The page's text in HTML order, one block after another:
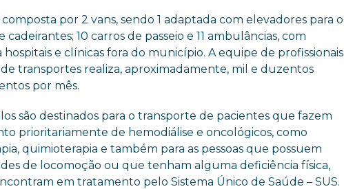
por 2 vans, sendo 1 adaptada com elevadores para o
cadeirantes; 10 carros de passeio e 11 ambulâncias, com
hospitais e clínicas fora do município. A equipe de profissionais
transportes realiza, aproximadamente, mil e duzentos
por mês.
são destinados para o transporte de pacientes que fazem
prioritariamente de hemodiálise e oncológicos, como
quimioterapia e também para as pessoas que possuem
de locomoção ou que tenham alguma deficiência física,
em tratamento pelo Sistema Único de Saúde – SUS.